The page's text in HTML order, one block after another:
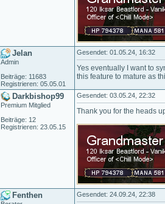
Jelan
Admin
Beiträge: 11683
Registrieren: 05.05.01
Gesendet: 01.05.24, 16:32
Yes eventually I want to
this feature to mature as
Darkbishop99
Premium Mitglied
Beiträge: 12
Registrieren: 23.05.15
Gesendet: 03.05.24, 22:32
Thank you for the heads
Fenthen Gesendet: 24.09.24, 22:38